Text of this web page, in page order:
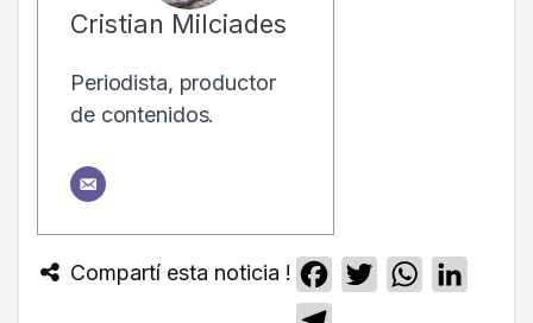
Cristian Milciades
Periodista, productor
de contenidos.
Compartí esta noticia ! Facebook
TwitterWhatsApp